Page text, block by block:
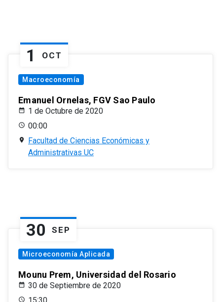
1 OCT
Macroeconomía
Emanuel Ornelas, FGV Sao Paulo
1 de Octubre de 2020
00:00
Facultad de Ciencias Económicas y
Administrativas UC
30 SEP
Microeconomía Aplicada
Mounu Prem, Universidad del Rosario
30 de Septiembre de 2020